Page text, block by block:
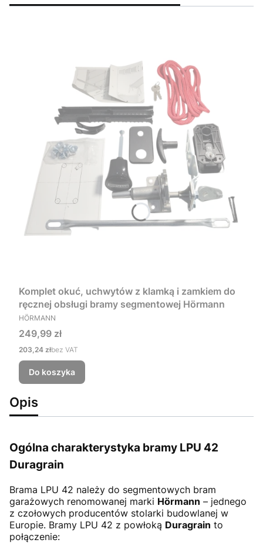
Komplet okuć, uchwytów z klamką i zamkiem do
ręcznej obsługi bramy segmentowej Hörmann
PRODUCENT
HÖRMANN
Cena
249,99 zł
Cena
203,24 złbez VAT
Do koszyka
Opis
Ogólna charakterystyka bramy LPU 42
Duragrain
Brama LPU 42 należy do segmentowych bram
garażowych renomowanej marki Hörmann – jednego
z czołowych producentów stolarki budowlanej w
Europie. Bramy LPU 42 z powłoką Duragrain to
połączenie: